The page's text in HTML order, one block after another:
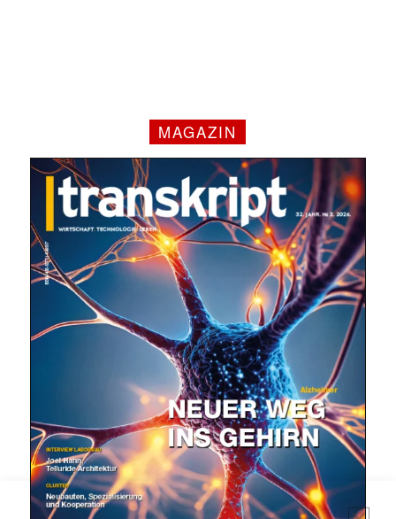
Mit dem |transkript-Newsletter
jede Woche aktuell informiert.
MAGAZIN